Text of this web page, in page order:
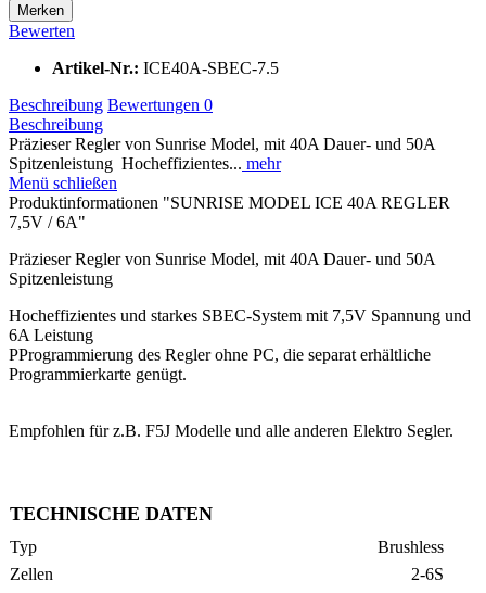
Merken
Bewerten
Artikel-Nr.: ICE40A-SBEC-7.5
Beschreibung Bewertungen 0
Beschreibung
Präzieser Regler von Sunrise Model, mit 40A Dauer- und 50A
Spitzenleistung Hocheffizientes... mehr
Menü schließen
Produktinformationen "SUNRISE MODEL ICE 40A REGLER
7,5V / 6A"
Präzieser Regler von Sunrise Model, mit 40A Dauer- und 50A
Spitzenleistung
Hocheffizientes und starkes SBEC-System mit 7,5V Spannung und
6A Leistung
PProgrammierung des Regler ohne PC, die separat erhältliche
Programmierkarte genügt.
Empfohlen für z.B. F5J Modelle und alle anderen Elektro Segler.
TECHNISCHE DATEN
Typ
Brushless
Zellen
2-6S